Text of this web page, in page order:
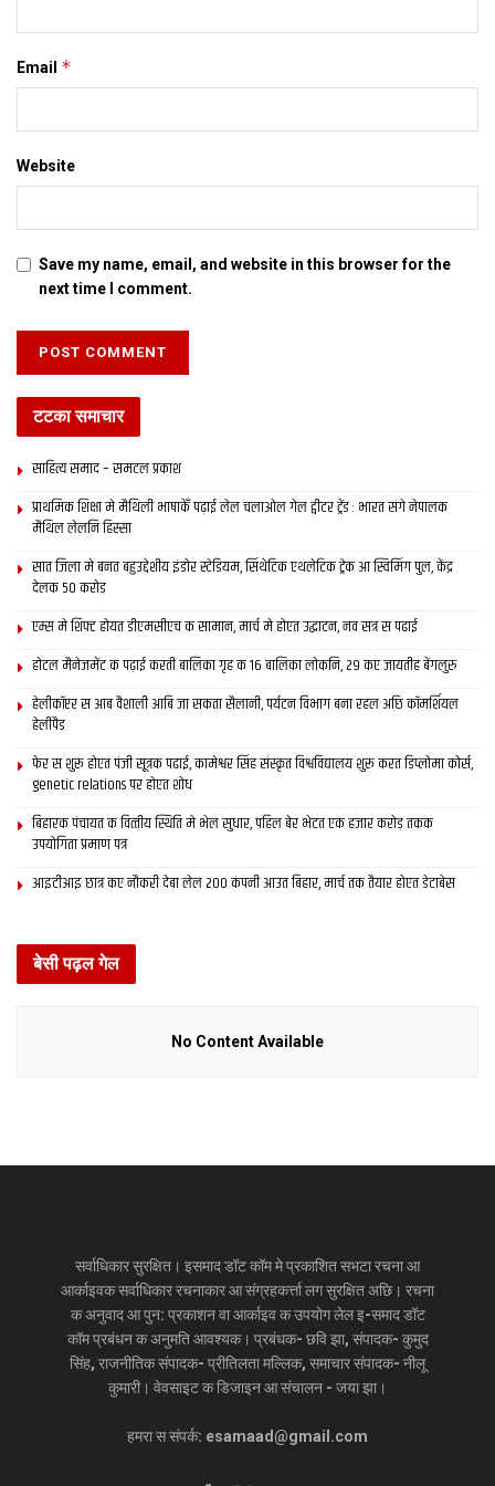
Email *
Website
Save my name, email, and website in this browser for the
next time I comment.
टटका समाचार
साहित्य समाद – समटल प्रकाश
प्राथमिक शि‍क्षा मे मैथि‍ली भाषाकेँ पढ़ाई लेल चलाओल गेल ट्वीटर ट्रेंड : भारत संगे नेपालक
मैथिल लेलनि हिस्सा
सात जिला मे बनत बहुउद्देशीय इंडोर स्‍टेडि‍यम, सिंथेटिक एथलेटिक ट्रेक आ स्विमिंग पुल, केंद्र
देलक 50 करोड़
एम्स मे शिफ्ट होयत डीएमसीएच क सामान, मार्च मे होएत उद्घाटन, नव सत्र स पढाई
होटल मैनेजमेंट क पढ़ाई करती बालिका गृह क 16 बालिका लोकनि, 29 कए जायतीह बेंगलुरु
हेलीकॉप्टर स आब वैशाली आबि जा सकता सैलानी, पर्यटन विभाग बना रहल अछि कॉमर्शियल
हेलीपैड
फेर स शुरू होएत पंजी सूत्रक पढाई, कामेश्वर सिंह संस्कृत विश्वविद्यालय शुरू करत डिप्लोमा कोर्स,
genetic relations पर होएत शोध
बिहारक पंचायत क वित्‍तीय स्थिति मे भेल सुधार, पहिल बेर भेटत एक हजार करोड़ तकक
उपयोगिता प्रमाण पत्र
आइटीआइ छात्र कए नौकरी देबा लेल 200 कंपनी आउत बिहार, मार्च तक तैयार होएत डेटाबेस
बेसी पढ़ल गेल
No Content Available
सर्वाधिकार सुरक्षित। इसमाद डॉट कॉम मे प्रकाशित सभटा रचना आ
आर्काइवक सर्वाधिकार रचनाकार आ संग्रहकर्त्ता लग सुरक्षित अछि। रचना
क अनुवाद आ पुन: प्रकाशन वा आर्काइव क उपयोग लेल इ-समाद डॉट
कॉम प्रबंधन क अनुमति आवश्यक। प्रबंधक- छवि झा, संपादक- कुमुद
सिंह, राजनीतिक संपादक- प्रीतिलता मल्लिक, समाचार संपादक- नीलू
कुमारी। वेवसाइट क डिजाइन आ संचालन - जया झा।
हमरा स संपर्क: esamaad@gmail.com